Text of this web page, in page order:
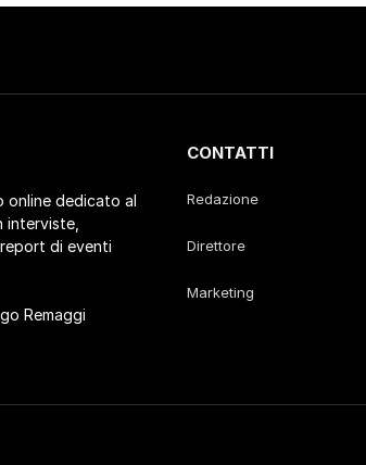
online dedicato al
interviste,
di eventi
Remaggi
CONTATTI
Redazione
Direttore
Marketing